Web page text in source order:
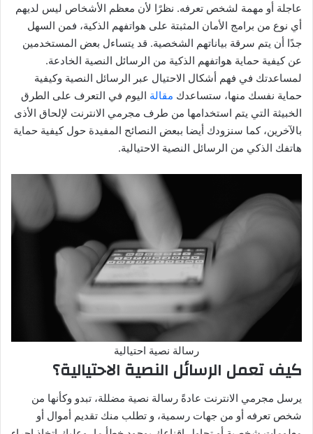
عاجلة أو مهمة لشخص تعرفه. نظرًا لأن معظم الأشخاص ليس لديهم
أي نوع من برامج الأمان المثبتة على هواتفهم الذكية، فمن السهل
جدًا أن يتم سرقة بياناتهم الشخصية. قد يتساءل بعض المستخدمين
عن كيفية حماية هواتفهم الذكية من الرسائل النصية الخادعة.
لمساعدتك في فهم أشكال الاحتيال عبر الرسائل النصية وكيفية
حماية نفسك منها، ستساعدك مقالة اليوم في التعرف على الطرق
الخبيثة التي يتم استخدامها من طرف مجرمي الانترنت لإلحاق الأذى
بالآخرين، كما سنزودك أيضا ببعض النصائح المفيدة حول كيفية حماية
هاتفك الذكي من الرسائل النصية الاحتيالية.
رسالة نصية احتيالية
كيف تعمل الرسائل النصية الاحتيالية؟
يرسل مجرمي الانترنت عادةً رسالة نصية مضللة، تبدو وكأنها من
شخص تعرفه أو من جهات رسمية، و تطلب منك تقديم أموال أو